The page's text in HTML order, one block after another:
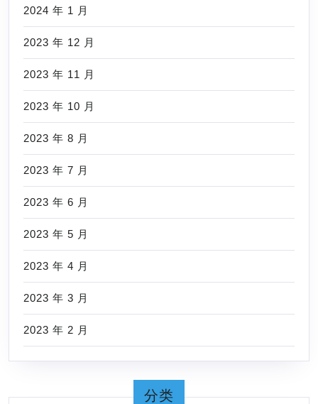
2024 年 1 月
2023 年 12 月
2023 年 11 月
2023 年 10 月
2023 年 8 月
2023 年 7 月
2023 年 6 月
2023 年 5 月
2023 年 4 月
2023 年 3 月
2023 年 2 月
分类